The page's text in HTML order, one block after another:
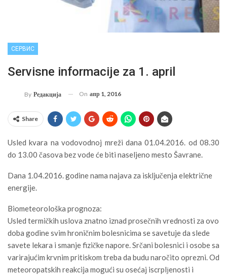
СЕРВИС
Servisne informacije za 1. april
By Редакција On апр 1, 2016
Share
Usled kvara na vodovodnoj mreži dana 01.04.2016. od 08.30
do 13.00 časova bez vode će biti naseljeno mesto Šavrane.
Dana 1.04.2016. godine nama najava za isključenja električne
energije.
Biometeorološka prognoza:
Usled termičkih uslova znatno iznad prosečnih vrednosti za ovo
doba godine svim hroničnim bolesnicima se savetuje da slede
savete lekara i smanje fizičke napore. Srčani bolesnici i osobe sa
varirajućim krvnim pritiskom treba da budu naročito oprezni. Od
meteoropatskih reakcija mogući su osećaj iscrplјenosti i